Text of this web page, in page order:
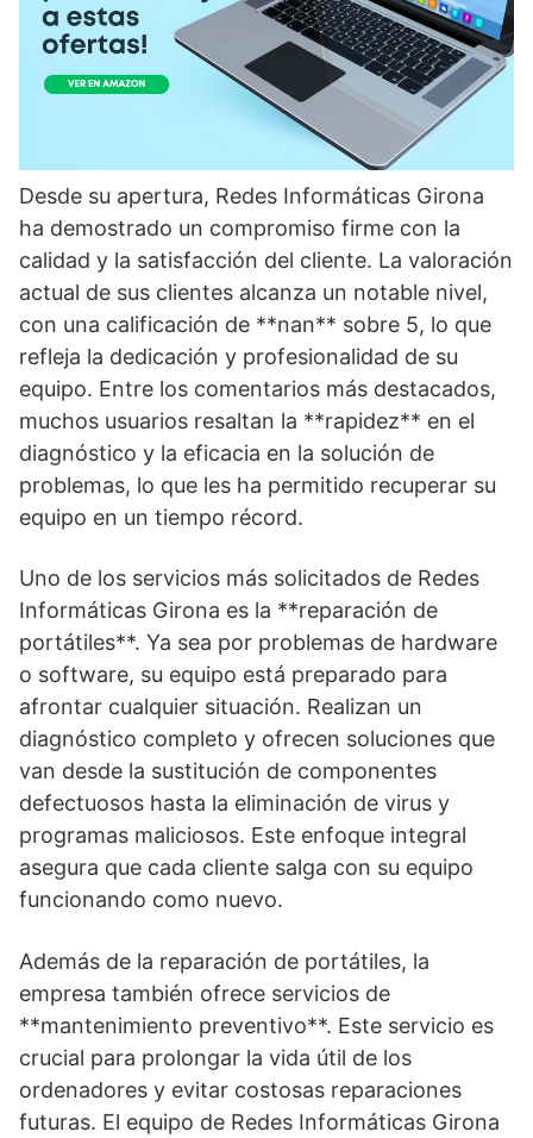
Desde su apertura, Redes Informáticas Girona
ha demostrado un compromiso firme con la
calidad y la satisfacción del cliente. La valoración
actual de sus clientes alcanza un notable nivel,
con una calificación de **nan** sobre 5, lo que
refleja la dedicación y profesionalidad de su
equipo. Entre los comentarios más destacados,
muchos usuarios resaltan la **rapidez** en el
diagnóstico y la eficacia en la solución de
problemas, lo que les ha permitido recuperar su
equipo en un tiempo récord.
Uno de los servicios más solicitados de Redes
Informáticas Girona es la **reparación de
portátiles**. Ya sea por problemas de hardware
o software, su equipo está preparado para
afrontar cualquier situación. Realizan un
diagnóstico completo y ofrecen soluciones que
van desde la sustitución de componentes
defectuosos hasta la eliminación de virus y
programas maliciosos. Este enfoque integral
asegura que cada cliente salga con su equipo
funcionando como nuevo.
Además de la reparación de portátiles, la
empresa también ofrece servicios de
**mantenimiento preventivo**. Este servicio es
crucial para prolongar la vida útil de los
ordenadores y evitar costosas reparaciones
futuras. El equipo de Redes Informáticas Girona